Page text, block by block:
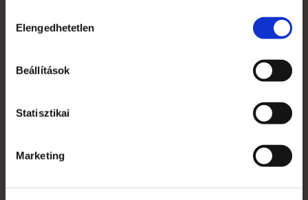
kiválasztása
Elengedhetetlen
Beállítások
Statisztikai
Marketing
Részletek